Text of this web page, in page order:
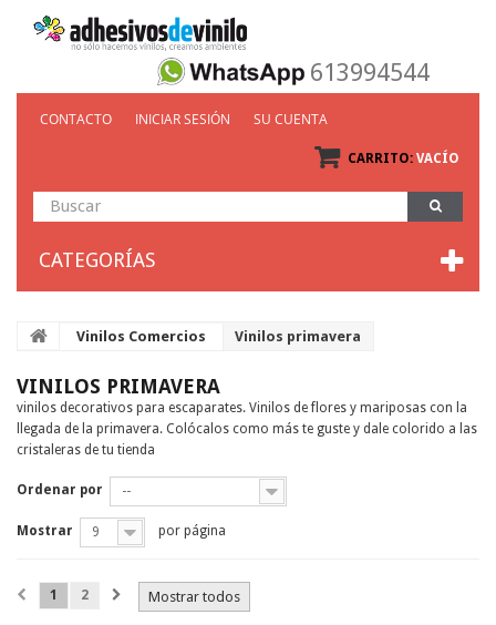
613994544
CONTACTO INICIAR SESIÓN SU CUENTA
CARRITO: VACÍO
CATEGORÍAS
Vinilos Comercios Vinilos primavera
VINILOS PRIMAVERA
vinilos decorativos para escaparates. Vinilos de flores y mariposas con la
llegada de la primavera. Colócalos como más te guste y dale colorido a las
cristaleras de tu tienda
Ordenar por --
Mostrar 9 por página
Mostrar todos
1 2